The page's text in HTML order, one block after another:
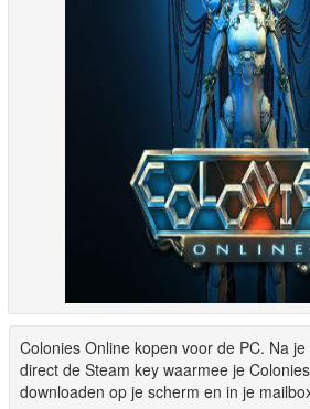
Colonies Online kopen voor de PC. Na
direct de Steam key waarmee je
downloaden op je scherm en in je